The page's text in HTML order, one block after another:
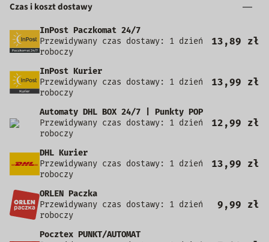
Czas i koszt dostawy
InPost Paczkomat 24/7
Przewidywany czas dostawy: 1 dzień
roboczy
13,89 zł
InPost Kurier
Przewidywany czas dostawy: 1 dzień
roboczy
13,99 zł
Automaty DHL BOX 24/7 | Punkty POP
Przewidywany czas dostawy: 1 dzień
roboczy
12,99 zł
DHL Kurier
Przewidywany czas dostawy: 1 dzień
roboczy
13,99 zł
ORLEN Paczka
Przewidywany czas dostawy: 1 dzień
roboczy
9,99 zł
Pocztex PUNKT/AUTOMAT